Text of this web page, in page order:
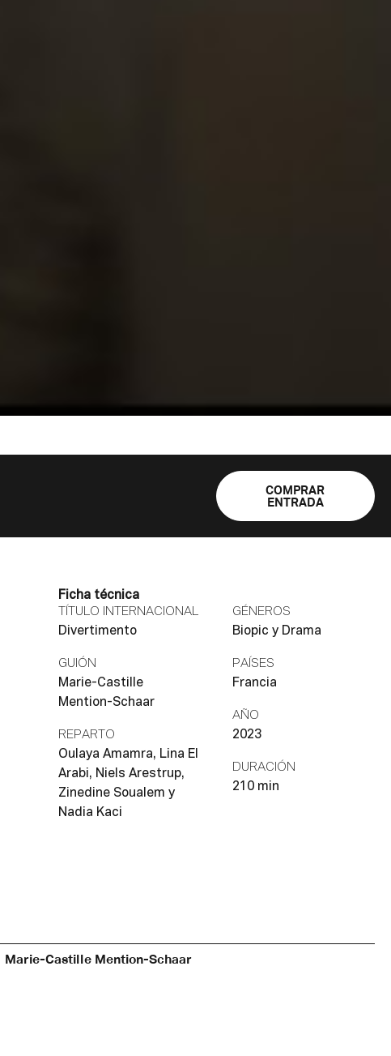
COMPRAR
ENTRADA
Ficha técnica
TÍTULO INTERNACIONAL
Divertimento
GUIÓN
Marie-Castille
Mention-Schaar
REPARTO
Oulaya Amamra, Lina El
Arabi, Niels Arestrup,
Zinedine Soualem y
Nadia Kaci
GÉNEROS
Biopic y Drama
PAÍSES
Francia
AÑO
2023
DURACIÓN
210 min
Marie-Castille Mention-Schaar